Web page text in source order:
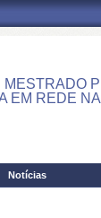
EM REDE
Notícias